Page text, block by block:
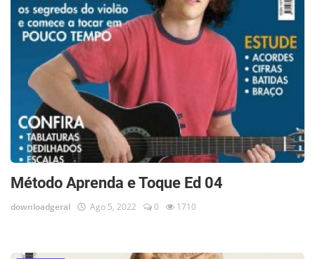
Método Aprenda e Toque Ed 04
downloadgeral Ago 5, 2022 0 1710